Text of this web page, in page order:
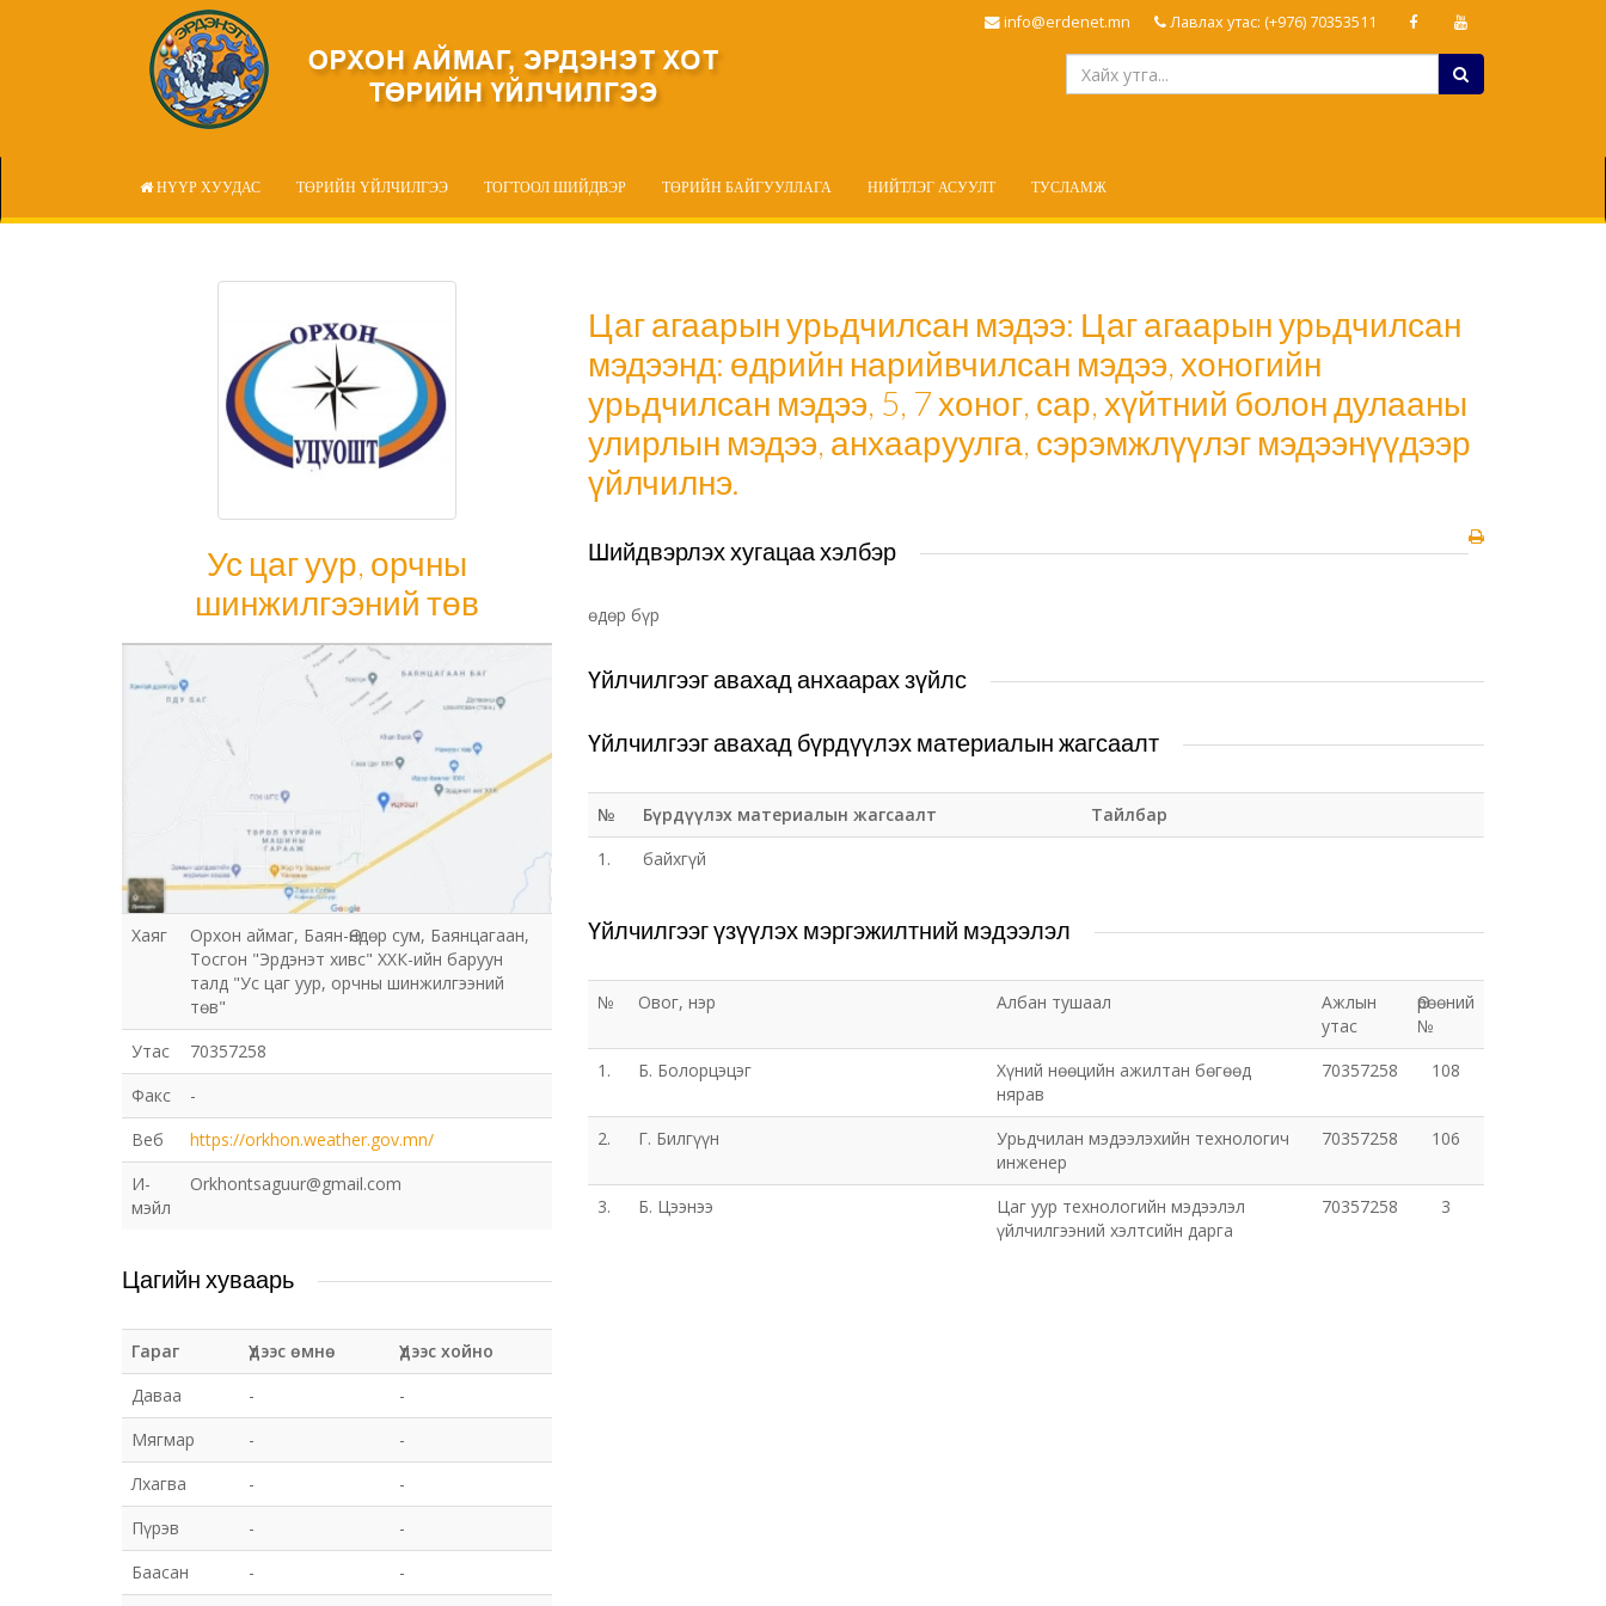
info@erdenet.mn Лавлах утас: (+976) 70353511
НҮҮР ХУУДАС ТӨРИЙН ҮЙЛЧИЛГЭЭ ТОГТООЛ ШИЙДВЭР ТӨРИЙН БАЙГУУЛЛАГА НИЙТЛЭГ АСУУЛТ ТУСЛАМЖ
Ус цаг уур, орчны
шинжилгээний төв
Ус цаг уур, орчны шинжилгээний төв
Хаяг
Орхон аймаг, Баян-Өндөр сум, Баянцагаан,
Тосгон "Эрдэнэт хивс" ХХК-ийн баруун
талд "Ус цаг уур, орчны шинжилгээний
төв"
Утас
70357258
Факс
-
Веб
https://orkhon.weather.gov.mn/
И-
мэйл
Orkhontsaguur@gmail.com
Цагийн хуваарь
Гараг Үдээс өмнө
Үдээс хойно
Даваа
-
-
Мягмар
-
-
Лхагва
-
-
Пүрэв
-
-
Баасан
-
-
Цаг агаарын урьдчилсан мэдээ: Цаг агаарын урьдчилсан
мэдээнд: өдрийн нарийвчилсан мэдээ, хоногийн
урьдчилсан мэдээ, 5, 7 хоног, сар, хүйтний болон дулааны
улирлын мэдээ, анхааруулга, сэрэмжлүүлэг мэдээнүүдээр
үйлчилнэ.
Шийдвэрлэх хугацаа хэлбэр
өдөр бүр
Үйлчилгээг авахад анхаарах зүйлс
Үйлчилгээг авахад бүрдүүлэх материалын жагсаалт
№ Бүрдүүлэх материалын жагсаалт
Тайлбар
1.
байхгүй
Үйлчилгээг үзүүлэх мэргэжилтний мэдээлэл
№ Овог, нэр Албан тушаал
Ажлын
утас
Өрөөний
№
1.
Б. Болорцэцэг
Хүний нөөцийн ажилтан бөгөөд
нярав
70357258 108
2. Г. Билгүүн
Урьдчилан мэдээлэхийн технологич
инженер
70357258 106
3. Б. Цээнээ
Цаг уур технологийн мэдээлэл
үйлчилгээний хэлтсийн дарга
70357258 3